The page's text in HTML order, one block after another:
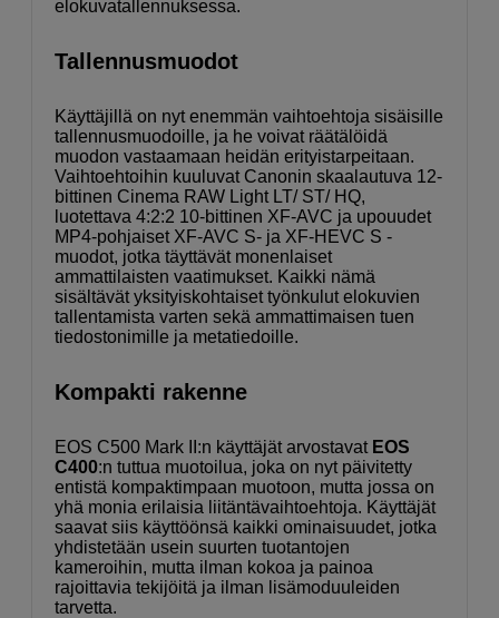
elokuvatallennuksessa.
Tallennusmuodot
Käyttäjillä on nyt enemmän vaihtoehtoja sisäisille
tallennusmuodoille, ja he voivat räätälöidä
muodon vastaamaan heidän erityistarpeitaan.
Vaihtoehtoihin kuuluvat Canonin skaalautuva 12-
bittinen Cinema RAW Light LT/ ST/ HQ,
luotettava 4:2:2 10-bittinen XF-AVC ja upouudet
MP4-pohjaiset XF-AVC S- ja XF-HEVC S -
muodot, jotka täyttävät monenlaiset
ammattilaisten vaatimukset. Kaikki nämä
sisältävät yksityiskohtaiset työnkulut elokuvien
tallentamista varten sekä ammattimaisen tuen
tiedostonimille ja metatiedoille.
Kompakti rakenne
EOS C500 Mark II:n käyttäjät arvostavat EOS
C400:n tuttua muotoilua, joka on nyt päivitetty
entistä kompaktimpaan muotoon, mutta jossa on
yhä monia erilaisia liitäntävaihtoehtoja. Käyttäjät
saavat siis käyttöönsä kaikki ominaisuudet, jotka
yhdistetään usein suurten tuotantojen
kameroihin, mutta ilman kokoa ja painoa
rajoittavia tekijöitä ja ilman lisämoduuleiden
tarvetta.